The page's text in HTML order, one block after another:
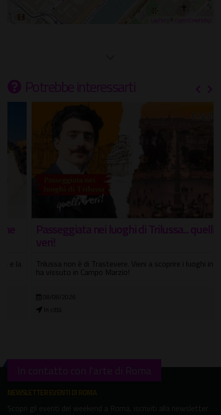
Potrebbe interessarti
Passeggiata nei luoghi di Trilussa... quelli
Trilussa non è di Trastevere. Vieni a scoprire i luoghi in cui
ha vissuto in Campo Marzio!
08/08/2026
In città
In contatto con l'arte di Roma